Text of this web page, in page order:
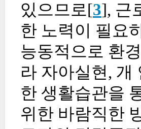
있으므로[3], 근
한 노력이 필요
능동적으로 환
라 자아실현, 개
한 생활습관을
위한 바람직한